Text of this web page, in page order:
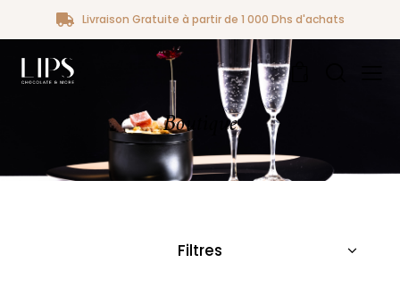
Livraison Gratuite à partir de 1 000 Dhs d'achats
Boutique
Filtres